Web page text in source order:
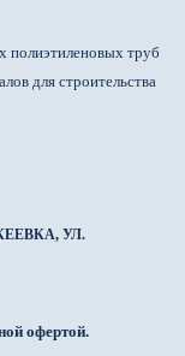
полиэтиленовых труб
для строительства
УЛ.
офертой.